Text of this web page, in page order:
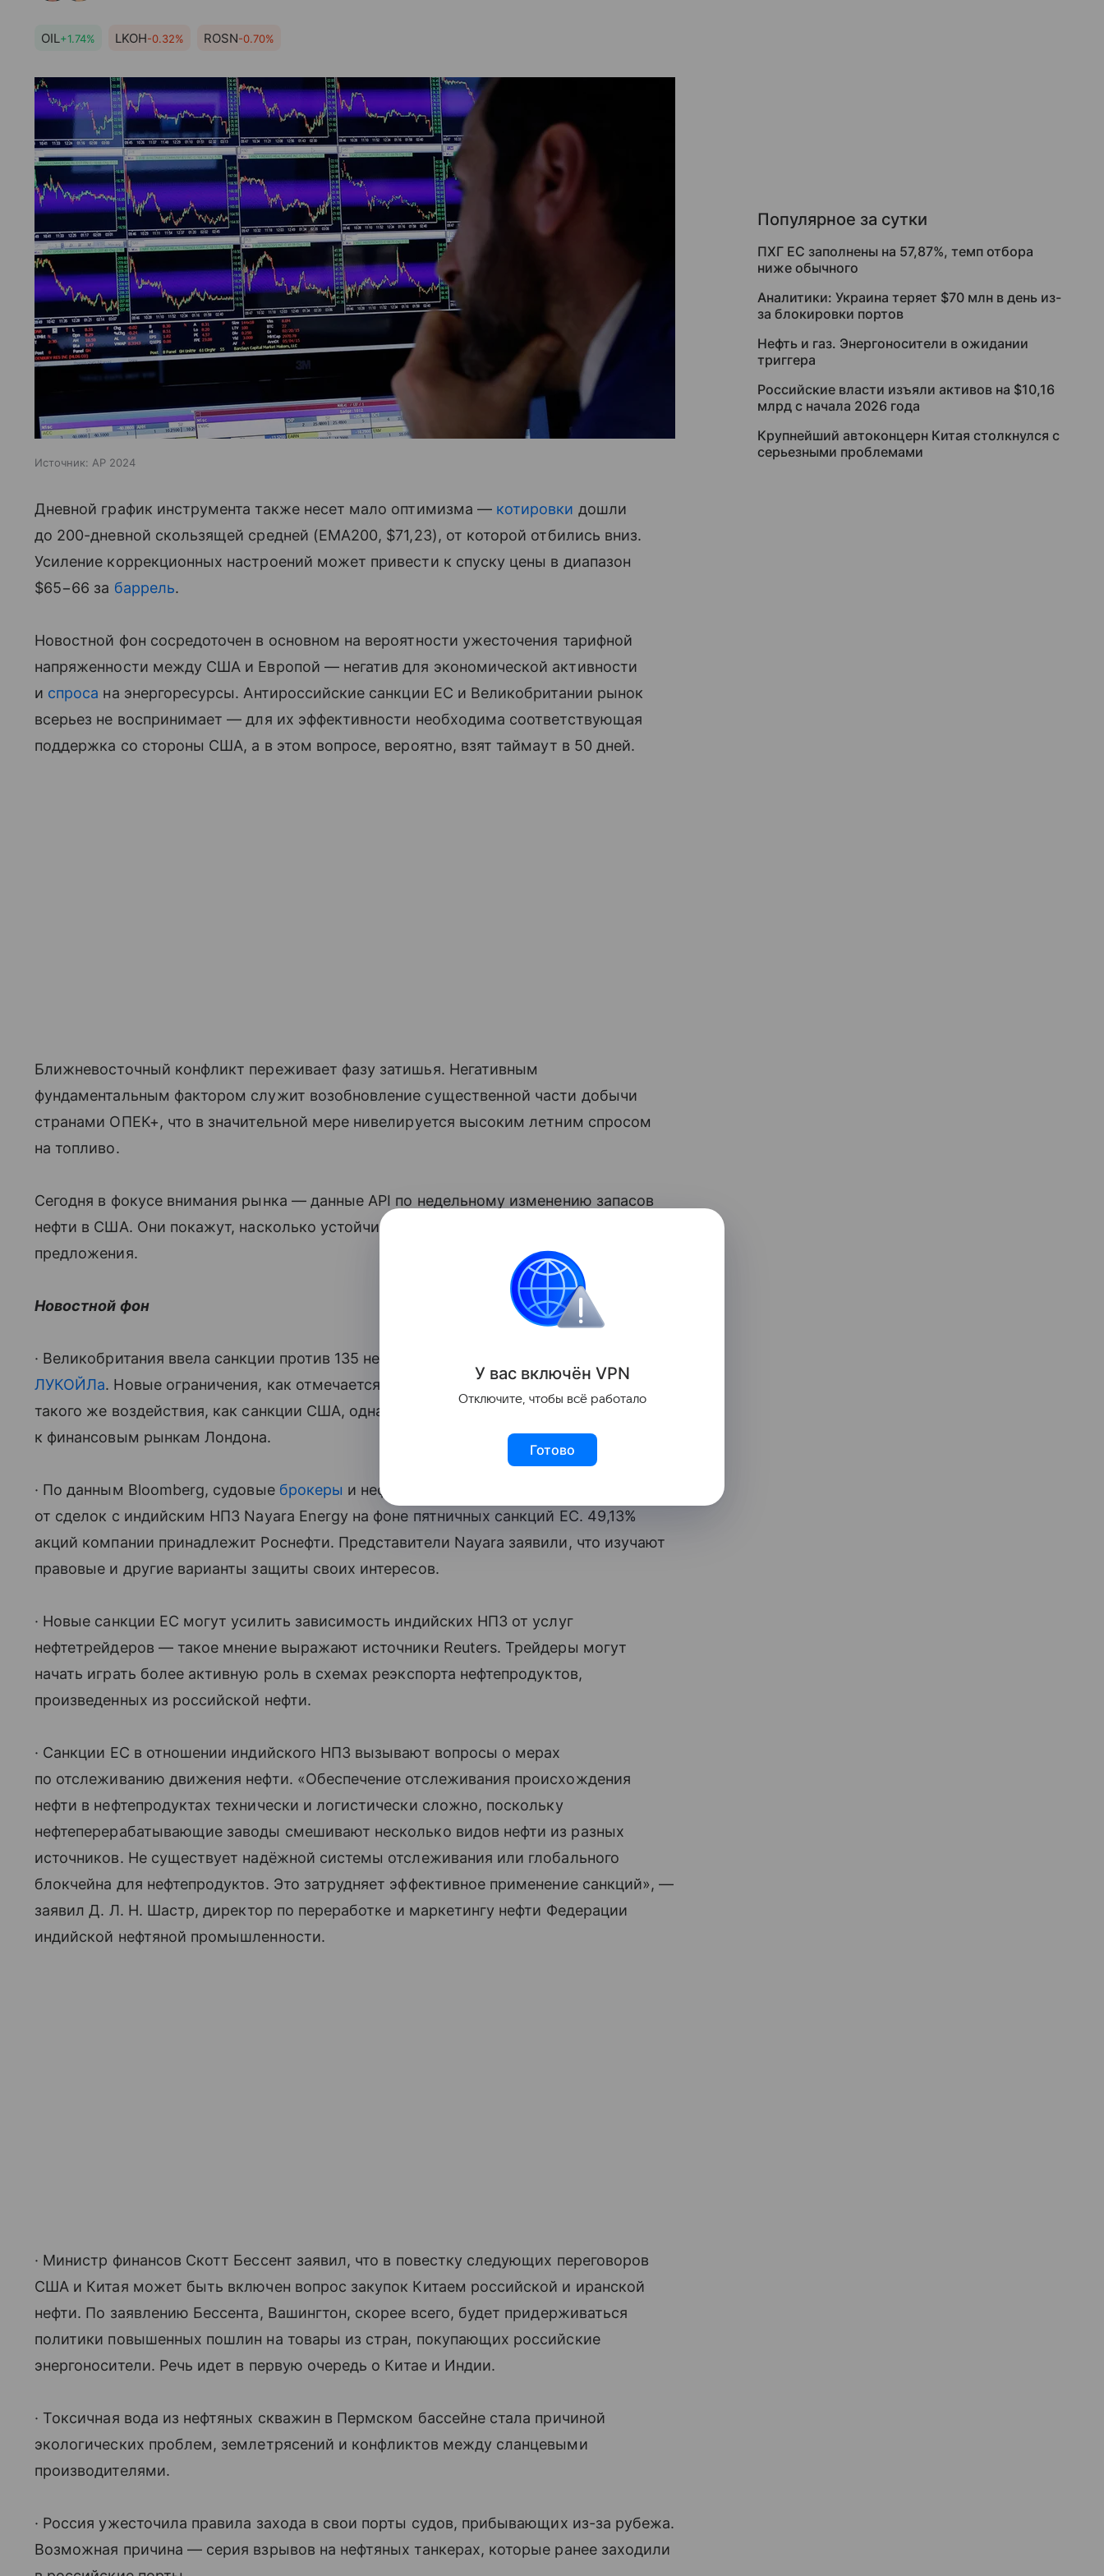
OIL+1.74% LKOH-0.32% ROSN-0.70%
Источник: AP 2024
Дневной график инструмента также несет мало оптимизма — котировки дошли
до 200-дневной скользящей средней (EMA200, $71,23), от которой отбились вниз.
Усиление коррекционных настроений может привести к спуску цены в диапазон
$65−66 за баррель.
Новостной фон сосредоточен в основном на вероятности ужесточения тарифной
напряженности между США и Европой — негатив для экономической активности
и спроса на энергоресурсы. Антироссийские санкции ЕС и Великобритании рынок
всерьез не воспринимает — для их эффективности необходима соответствующая
поддержка со стороны США, а в этом вопросе, вероятно, взят таймаут в 50 дней.
Ближневосточный конфликт переживает фазу затишья. Негативным
фундаментальным фактором служит возобновление существенной части добычи
странами ОПЕК+, что в значительной мере нивелируется высоким летним спросом
на топливо.
Сегодня в фокусе внимания рынка — данные API по недельному изменению запасов
нефти в США. Они покажут, насколько устойчив спрос и есть ли признаки дефицита
предложения.
Новостной фон
· Великобритания ввела санкции против 135 нефтяных танкеров и торговой компании
ЛУКОЙЛа. Новые ограничения, как отмечается в статье Bloomberg, не смогут оказать
такого же воздействия, как санкции США, однако они могут ограничить доступ
к финансовым рынкам Лондона.
· По данным Bloomberg, судовые брокеры и нефтетрейдеры воздерживаются
от сделок с индийским НПЗ Nayara Energy на фоне пятничных санкций ЕС. 49,13%
акций компании принадлежит Роснефти. Представители Nayara заявили, что изучают
правовые и другие варианты защиты своих интересов.
· Новые санкции ЕС могут усилить зависимость индийских НПЗ от услуг
нефтетрейдеров — такое мнение выражают источники Reuters. Трейдеры могут
начать играть более активную роль в схемах реэкспорта нефтепродуктов,
произведенных из российской нефти.
· Санкции ЕС в отношении индийского НПЗ вызывают вопросы о мерах
по отслеживанию движения нефти. «Обеспечение отслеживания происхождения
нефти в нефтепродуктах технически и логистически сложно, поскольку
нефтеперерабатывающие заводы смешивают несколько видов нефти из разных
источников. Не существует надёжной системы отслеживания или глобального
блокчейна для нефтепродуктов. Это затрудняет эффективное применение санкций», —
заявил Д. Л. Н. Шастр, директор по переработке и маркетингу нефти Федерации
индийской нефтяной промышленности.
· Министр финансов Скотт Бессент заявил, что в повестку следующих переговоров
США и Китая может быть включен вопрос закупок Китаем российской и иранской
нефти. По заявлению Бессента, Вашингтон, скорее всего, будет придерживаться
политики повышенных пошлин на товары из стран, покупающих российские
энергоносители. Речь идет в первую очередь о Китае и Индии.
· Токсичная вода из нефтяных скважин в Пермском бассейне стала причиной
экологических проблем, землетрясений и конфликтов между сланцевыми
производителями.
· Россия ужесточила правила захода в свои порты судов, прибывающих из-за рубежа.
Возможная причина — серия взрывов на нефтяных танкерах, которые ранее заходили
Популярное за сутки
ПХГ ЕС заполнены на 57,87%, темп отбора
ниже обычного
Аналитики: Украина теряет $70 млн в день из-
за блокировки портов
Нефть и газ. Энергоносители в ожидании
триггера
Российские власти изъяли активов на $10,16
млрд с начала 2026 года
Крупнейший автоконцерн Китая столкнулся с
серьезными проблемами
У вас включён VPN
Отключите, чтобы всё работало
Готово